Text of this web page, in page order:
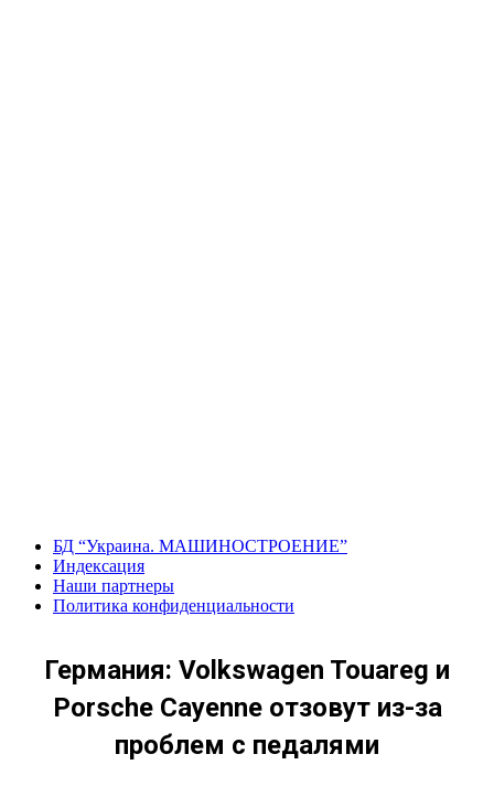
содержанию
БД “Украина. МАШИНОСТРОЕНИЕ”
Индекcация
Наши партнеры
Политика конфиденциальности
Германия: Volkswagen Touareg и
Porsche Cayenne отзовут из-за
проблем с педалями